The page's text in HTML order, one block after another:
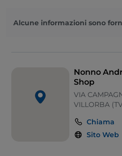
Alcune informazioni sono
Nonno
Shop
VIA
VILLORBA
Chiama
Sito Web